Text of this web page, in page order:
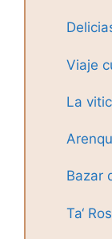
Viaje
La
Bazar
Ta‘